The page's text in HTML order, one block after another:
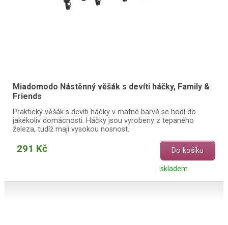
Miadomodo Nástěnný věšák s devíti háčky, Family &
Friends
Praktický věšák s devíti háčky v matné barvě se hodí do
jakékoliv domácnosti. Háčky jsou vyrobeny z tepaného
železa, tudíž mají vysokou nosnost.
291 Kč Do košíku
skladem